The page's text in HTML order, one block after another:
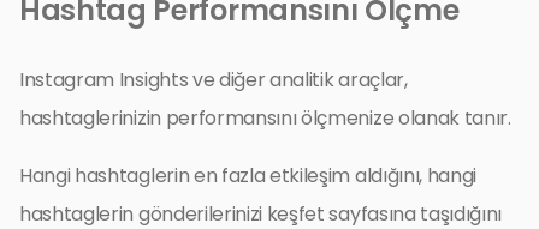
Hashtag Performansını Ölçme
Instagram Insights ve diğer analitik araçlar,
hashtaglerinizin performansını ölçmenize olanak tanır.
Hangi hashtaglerin en fazla etkileşim aldığını, hangi
hashtaglerin gönderilerinizi keşfet sayfasına taşıdığını